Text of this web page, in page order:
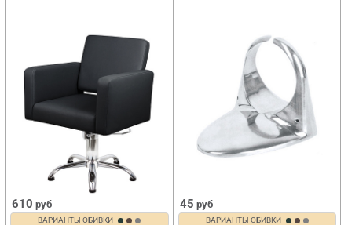
610 руб
ВАРИАНТЫ ОБИВКИ
45 руб
ВАРИАНТЫ ОБИВКИ